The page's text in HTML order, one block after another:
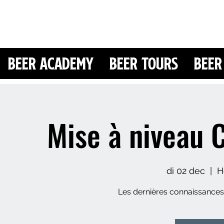
Beer Academy Beer Tours
Mise à niveau
di 02 dec
Les dernières